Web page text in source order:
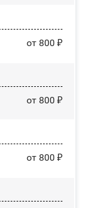
от 800 ₽
от 800 ₽
от 800 ₽